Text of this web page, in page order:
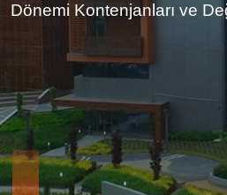
Dönemi Kontenjanları ve